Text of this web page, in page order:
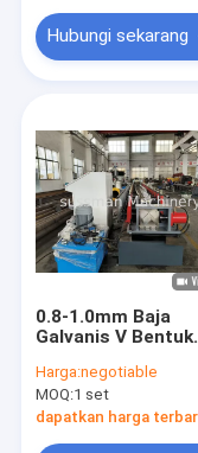
lantai dek roll
Pagar
PU Sandwich
Panel Dinding PU
Garis menggorok
dua lapisan roll
Hubungi sekarang
0.8-1.0mm Baja
Galvanis V Bentuk
Talang Logam
Harga:negotiable
MOQ:1 set
dapatkan harga